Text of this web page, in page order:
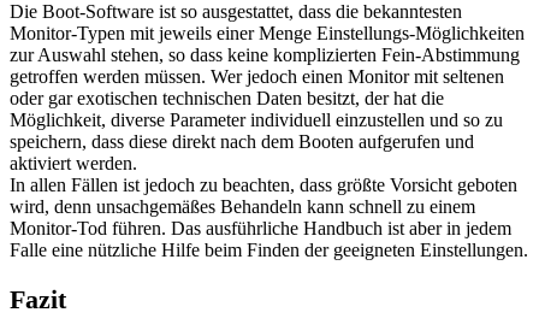
Die Boot-Software ist so ausgestattet, dass die bekanntesten
Monitor-Typen mit jeweils einer Menge Einstellungs-Möglichkeiten
zur Auswahl stehen, so dass keine komplizierten Fein-Abstimmung
getroffen werden müssen. Wer jedoch einen Monitor mit seltenen
oder gar exotischen technischen Daten besitzt, der hat die
Möglichkeit, diverse Parameter individuell einzustellen und so zu
speichern, dass diese direkt nach dem Booten aufgerufen und
aktiviert werden.
In allen Fällen ist jedoch zu beachten, dass größte Vorsicht geboten
wird, denn unsachgemäßes Behandeln kann schnell zu einem
Monitor-Tod führen. Das ausführliche Handbuch ist aber in jedem
Falle eine nützliche Hilfe beim Finden der geeigneten Einstellungen.
Fazit